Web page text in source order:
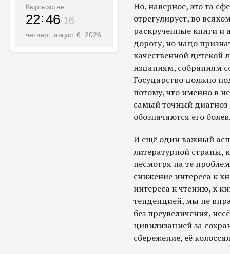
Кыргызстан
22 46 18
четверг, август 6, 2026
Но, наверное, это та
отрегулирует, во
раскрученные книги и
дорогу, но надо
качественной детской
изданиям, собраниям
Государство должно
потому, что именно в
самый точный диагноз
обозначаются его
И ещё один важный
литературной страны,
несмотря на те
снижение интереса к
интереса к чтению, к
тенденцией, мы не
без преувеличения,
цивилизацией за
сбережение, её